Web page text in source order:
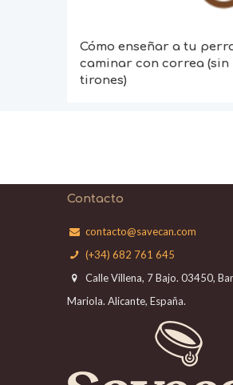
Cómo enseñar a tu
caminar con correa (sin
tirones)
Contacto
contacto@savecan.com
(+34) 682 761 645
Calle Villena, 7 Bajo. 03450,
Mariola. Alicante, España.